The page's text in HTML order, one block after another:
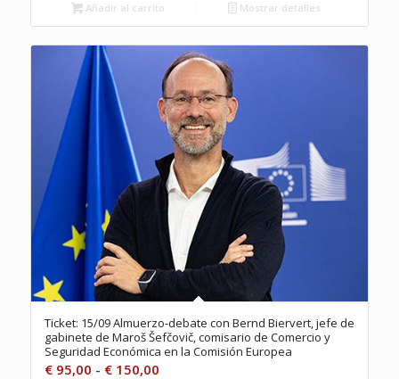
Añadir al carrito Mostrar detalles
Ticket: 15/09 Almuerzo-debate con Bernd Biervert, jefe de
gabinete de Maroš Šefčovič, comisario de Comercio y
Seguridad Económica en la Comisión Europea
€95,00 - €150,00Rango